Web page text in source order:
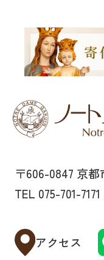
〒606-0847 京
TEL 075-701-
アクセス